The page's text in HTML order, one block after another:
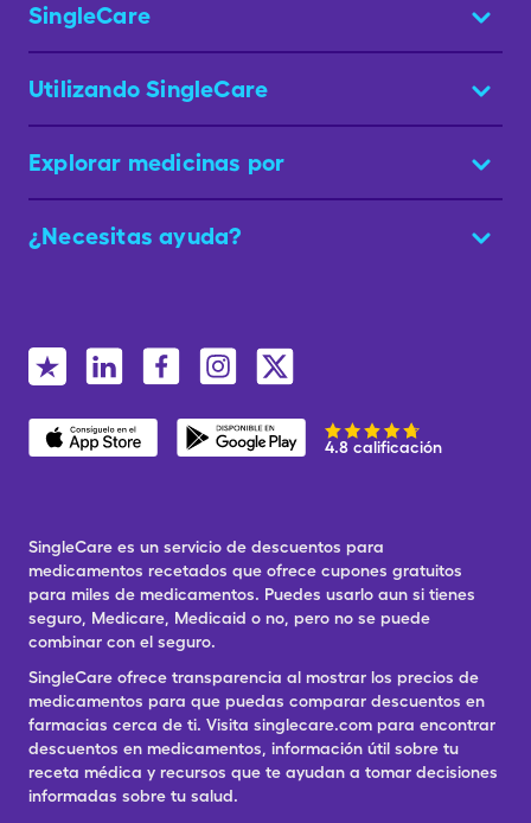
SingleCare
Utilizando SingleCare
Explorar medicinas por
¿Necesitas ayuda?
4.8 calificación
SingleCare es un servicio de descuentos para
medicamentos recetados que ofrece cupones gratuitos
para miles de medicamentos. Puedes usarlo aun si tienes
seguro, Medicare, Medicaid o no, pero no se puede
combinar con el seguro.
SingleCare ofrece transparencia al mostrar los precios de
medicamentos para que puedas comparar descuentos en
farmacias cerca de ti. Visita singlecare.com para encontrar
descuentos en medicamentos, información útil sobre tu
receta médica y recursos que te ayudan a tomar decisiones
informadas sobre tu salud.